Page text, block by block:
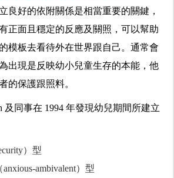
良好的依附關係是相當重要的關鍵，
正面且穩定的反應及關照，可以幫助
模板去看待外在世界跟自己。通常會
出現是反映幼小兒童生存的本能，他
的保護跟照料。
及同事在 1994 年發現幼兒期間所建立
）型
ambivalent）型